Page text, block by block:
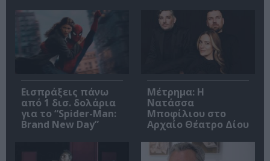
Εισπράξεις πάνω
από 1 δισ. δολάρια
για το “Spider-Man:
Brand New Day”
Μέτρημα: Η
Νατάσσα
Μποφίλιου στο
Αρχαίο Θέατρο Δίου